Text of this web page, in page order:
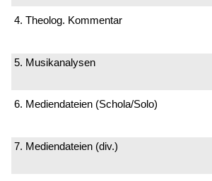
4. Theolog. Kommentar
5. Musikanalysen
6. Mediendateien (Schola/Solo)
7. Mediendateien (div.)